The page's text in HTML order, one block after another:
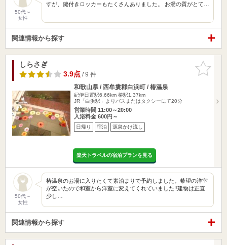
50代～
女性
すが、鍵付きロッカーもたくさんありました。 お湯の質がとて…
関連情報から探す
お気に入
りに追加
しらさぎ
3.9点/ 9 件
和歌山県 / 西牟婁郡白浜町 / 椿温泉
紀伊日置駅6.66km 椿駅1.37km
JR「白浜駅」よりバスまたはタクシーにて20分
営業時間 11:00～20:00
入浴料金 600円～
日帰り 宿泊 源泉かけ流し
楽天トラベルの宿泊プランを見る
50代～
女性
椿温泉のお湯に入りたくて素泊まりで予約しました。希望の洋室
が空いたので和室から洋室に変えてくれていました‼️建物は正直
少し…
関連情報から探す